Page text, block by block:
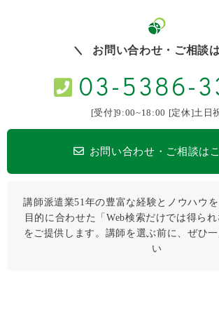
お問い合わせ・ご相談は
03-5386-
[受付]9:00~18:00 [定休]土日
お問い合わせ・ご相談は
講師派遣業51年の豊富な経験とノウハウ
目的に合わせた「Web検索だけでは得られ
をご提供します。講師を選ぶ前に、ぜひ
い